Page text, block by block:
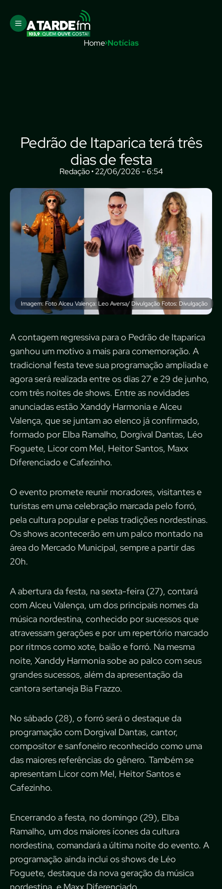
Home Notícias
Pedrão de Itaparica terá três
dias de festa
Redação • 22/06/2026 - 6:54
Imagem: Foto Alceu Valença: Leo Aversa/ Divulgação Fotos: Divulgação
A contagem regressiva para o Pedrão de Itaparica
ganhou um motivo a mais para comemoração. A
tradicional festa teve sua programação ampliada e
agora será realizada entre os dias 27 e 29 de junho,
com três noites de shows. Entre as novidades
anunciadas estão Xanddy Harmonia e Alceu
Valença, que se juntam ao elenco já confirmado,
formado por Elba Ramalho, Dorgival Dantas, Léo
Foguete, Licor com Mel, Heitor Santos, Maxx
Diferenciado e Cafezinho.
O evento promete reunir moradores, visitantes e
turistas em uma celebração marcada pelo forró,
pela cultura popular e pelas tradições nordestinas.
Os shows acontecerão em um palco montado na
área do Mercado Municipal, sempre a partir das
20h.
A abertura da festa, na sexta-feira (27), contará
com Alceu Valença, um dos principais nomes da
música nordestina, conhecido por sucessos que
atravessam gerações e por um repertório marcado
por ritmos como xote, baião e forró. Na mesma
noite, Xanddy Harmonia sobe ao palco com seus
grandes sucessos, além da apresentação da
cantora sertaneja Bia Frazzo.
No sábado (28), o forró será o destaque da
programação com Dorgival Dantas, cantor,
compositor e sanfoneiro reconhecido como uma
das maiores referências do gênero. Também se
apresentam Licor com Mel, Heitor Santos e
Cafezinho.
Encerrando a festa, no domingo (29), Elba
Ramalho, um dos maiores ícones da cultura
nordestina, comandará a última noite do evento. A
programação ainda inclui os shows de Léo
Foguete, destaque da nova geração da música